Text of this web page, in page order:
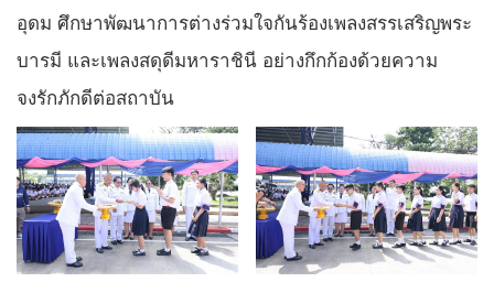
อุดม ศึกษาพัฒนาการต่างร่วมใจกันร้องเพลงสรรเสริญพระ
บารมี และเพลงสดุดีมหาราชินี อย่างกึกก้องด้วยความ
จงรักภักดีต่อสถาบัน